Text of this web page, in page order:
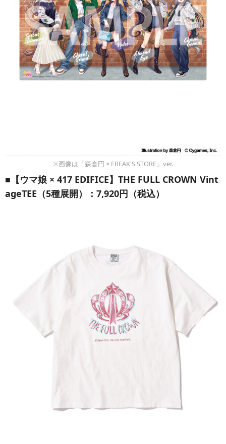
※画像は「森倉円 × FREAK'S STORE」ver.
■【ウマ娘 × 417 EDIFICE】THE FULL CROWN Vint
ageTEE（5種展開）：7,920円（税込）